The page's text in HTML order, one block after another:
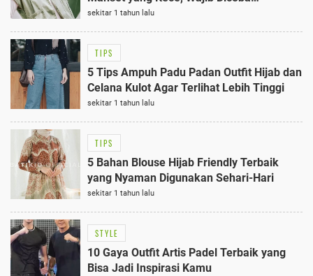
Stylovers!
sekitar 1 tahun lalu
TIPS
5 Tips Ampuh Padu Padan Outfit Hijab dan
Celana Kulot Agar Terlihat Lebih Tinggi
sekitar 1 tahun lalu
TIPS
5 Bahan Blouse Hijab Friendly Terbaik
yang Nyaman Digunakan Sehari-Hari
sekitar 1 tahun lalu
STYLE
10 Gaya Outfit Artis Padel Terbaik yang
Bisa Jadi Inspirasi Kamu